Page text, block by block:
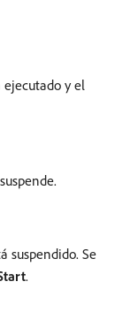
ejecutado y el
suspendido. Se
.